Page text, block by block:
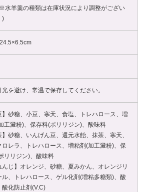
水羊羹の種類は在庫状況により調整がござい
)
光を避け、常温で保存してください。
】砂糖、小豆、寒天、食塩、トレハロース、増
工澱粉)、保存料(ポリリジン)、酸味料
】砂糖、いんげん豆、還元水飴、抹茶、寒天、
ロレラ、トレハロース、増粘剤(加工澱粉)、保
リリジン)、酸味料
んじ】オレンジ、砂糖、夏みかん、オレンジリ
ル、トレハロース、ゲル化剤(増粘多糖類)、酸
酸化防止剤(V.C)